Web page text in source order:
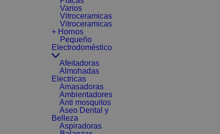
Varios
Vitroceramicas
Vitroceramicas
+ Hornos
Pequeño
Electrodoméstico
Afeitadoras
Almohadas
Electricas
Amasadoras
Ambientadores
Anti mosquitos
Aseo Dental y
Belleza
Aspiradoras